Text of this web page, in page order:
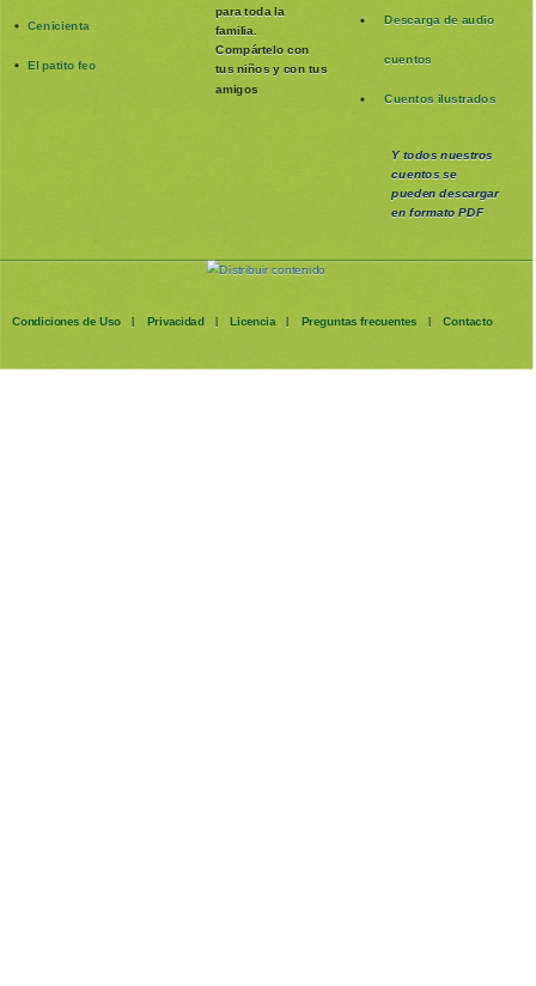
Cenicienta
El patito feo
para toda la
familia
Compártelo con
tus niños y con tus
amigos
Descarga de audio
cuentos
Cuentos ilustrados
Y todos nuestros
cuentos se
puedendescargar
en formato PDF
Condiciones de Uso | Privacidad | Licencia | Preguntas frecuentes | Contacto